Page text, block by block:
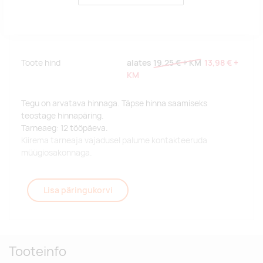
Toote hind alates 19,25 €+ KM 13,98 € +
KM
Tegu on arvatava hinnaga. Täpse hinna saamiseks
teostage hinnapäring.
Tarneaeg: 12 tööpäeva.
Kiirema tarneaja vajadusel palume kontakteeruda
müügiosakonnaga.
Lisa päringukorvi
Tooteinfo